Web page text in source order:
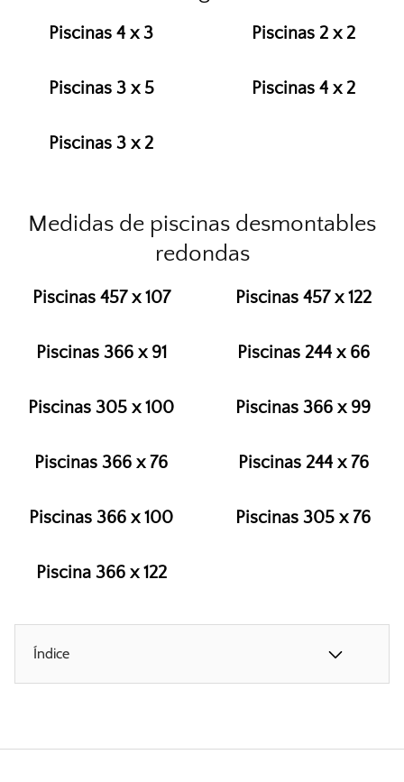
Piscinas 4 x 3 Piscinas 2 x 2
Piscinas 3 x 5 Piscinas 4 x 2
Piscinas 3 x 2
Medidas de piscinas desmontables
redondas
Piscinas 457 x 107 Piscinas 457 x 122
Piscinas 366 x 91 Piscinas 244 x 66
Piscinas 305 x 100 Piscinas 366 x 99
Piscinas 366 x 76 Piscinas 244 x 76
Piscinas 366 x 100 Piscinas 305 x 76
Piscina 366 x 122
Índice